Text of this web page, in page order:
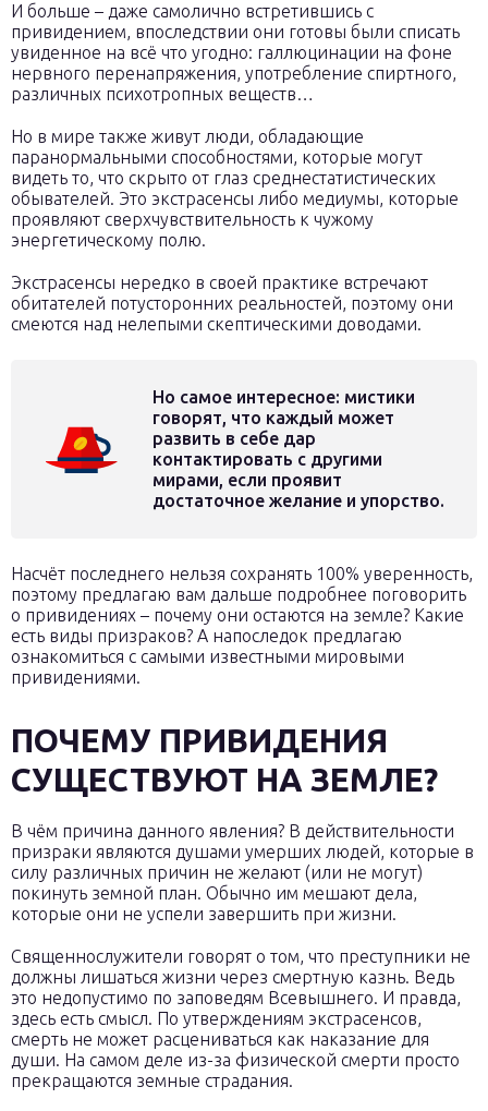
И больше – даже самолично встретившись с
привидением, впоследствии они готовы были списать
увиденное на всё что угодно: галлюцинации на фоне
нервного перенапряжения, употребление спиртного,
различных психотропных веществ…
Но в мире также живут люди, обладающие
паранормальными способностями, которые могут
видеть то, что скрыто от глаз среднестатистических
обывателей. Это экстрасенсы либо медиумы, которые
проявляют сверхчувствительность к чужому
энергетическому полю.
Экстрасенсы нередко в своей практике встречают
обитателей потусторонних реальностей, поэтому они
смеются над нелепыми скептическими доводами.
Но самое интересное: мистики
говорят, что каждый может
развить в себе дар
контактировать с другими
мирами, если проявит
достаточное желание и упорство.
Насчёт последнего нельзя сохранять 100% уверенность,
поэтому предлагаю вам дальше подробнее поговорить
о привидениях – почему они остаются на земле? Какие
есть виды призраков? А напоследок предлагаю
ознакомиться с самыми известными мировыми
привидениями.
ПОЧЕМУ ПРИВИДЕНИЯ
СУЩЕСТВУЮТ НА ЗЕМЛЕ?
В чём причина данного явления? В действительности
призраки являются душами умерших людей, которые в
силу различных причин не желают (или не могут)
покинуть земной план. Обычно им мешают дела,
которые они не успели завершить при жизни.
Священнослужители говорят о том, что преступники не
должны лишаться жизни через смертную казнь. Ведь
это недопустимо по заповедям Всевышнего. И правда,
здесь есть смысл. По утверждениям экстрасенсов,
смерть не может расцениваться как наказание для
души. На самом деле из-за физической смерти просто
прекращаются земные страдания.